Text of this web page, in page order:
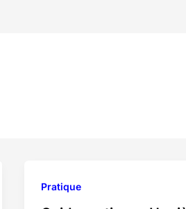
Pratique